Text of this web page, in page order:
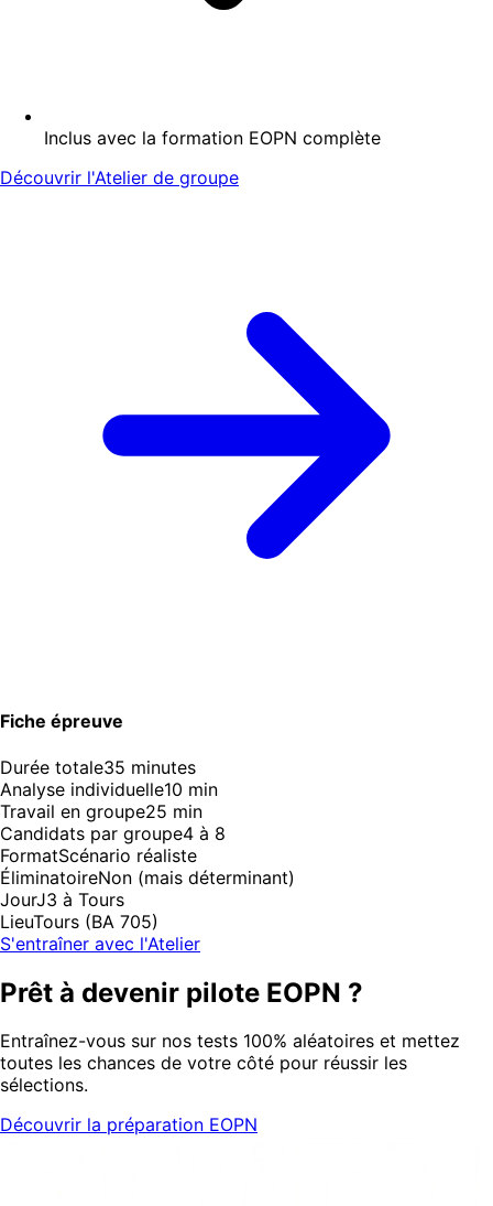
Inclus avec la formation EOPN complète
Découvrir l'Atelier de groupe
Fiche épreuve
Durée totale35 minutes
Analyse individuelle10 min
Travail en groupe25 min
Candidats par groupe4 à 8
FormatScénario réaliste
ÉliminatoireNon (mais déterminant)
JourJ3 à Tours
LieuTours (BA 705)
S'entraîner avec l'Atelier
Prêt à devenir pilote EOPN ?
Entraînez-vous sur nos tests 100% aléatoires et mettez
toutes les chances de votre côté pour réussir les
sélections.
Découvrir la préparation EOPN